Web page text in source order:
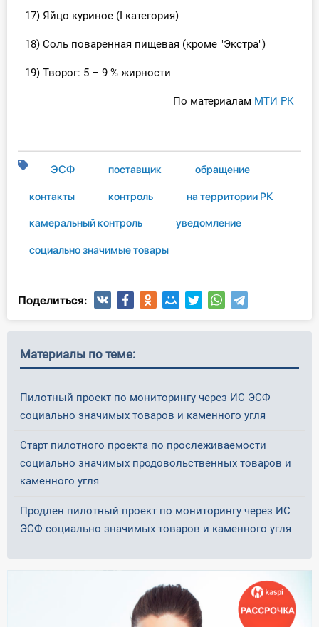
17) Яйцо куриное (I категория)
18) Соль поваренная пищевая (кроме "Экстра")
19) Творог: 5 – 9 % жирности
По материалам МТИ РК
ЭСФ поставщик обращение
контакты контроль на территории РК
камеральный контроль уведомление
социально значимые товары
Поделиться:
Материалы по теме:
Пилотный проект по мониторингу через ИС ЭСФ
социально значимых товаров и каменного угля
Старт пилотного проекта по прослеживаемости
социально значимых продовольственных товаров и
каменного угля
Продлен пилотный проект по мониторингу через ИС
ЭСФ социально значимых товаров и каменного угля